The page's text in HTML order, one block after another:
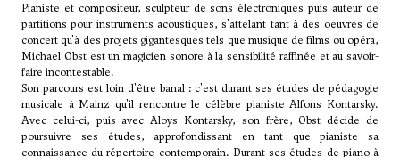
Pianiste et compositeur, sculpteur de sons électroniques puis auteur de
partitions pour instruments acoustiques, s'attelant tant à des oeuvres de
concert qu'à des projets gigantesques tels que musique de films ou opéra,
Michael Obst est un magicien sonore à la sensibilité raffinée et au savoir-
faire incontestable.
Son parcours est loin d'être banal : c'est durant ses études de pédagogie
musicale à Mainz qu'il rencontre le célèbre pianiste Alfons Kontarsky.
Avec celui-ci, puis avec Aloys Kontarsky, son frère, Obst décide de
poursuivre ses études, approfondissant en tant que pianiste sa
connaissance du répertoire contemporain. Durant ses études de piano à